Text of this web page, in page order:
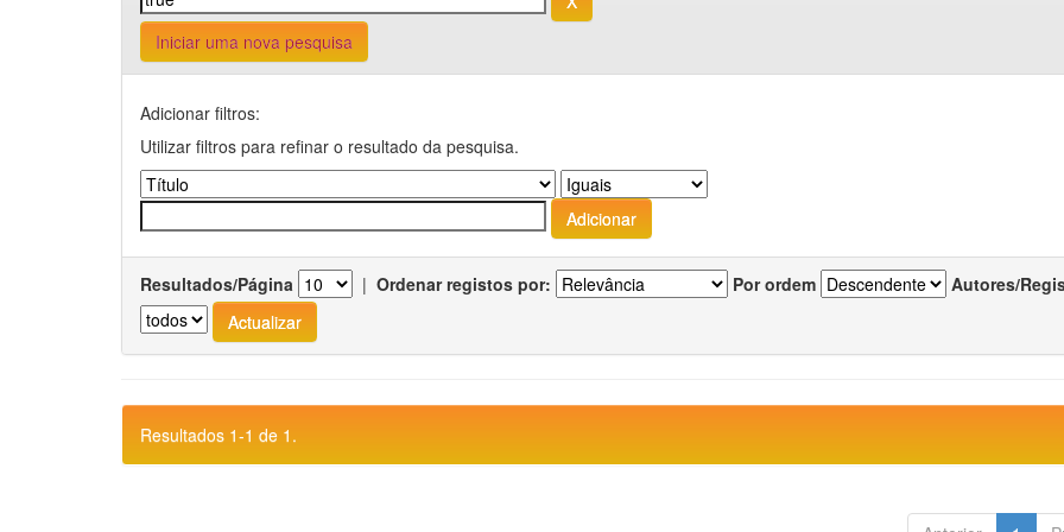
Iniciar uma nova pesquisa
Adicionar filtros:
Utilizar filtros para refinar o resultado da pesquisa.
Resultados/Página | Ordenar registos por: Por ordem Autores/
Resultados 1-1 de 1.